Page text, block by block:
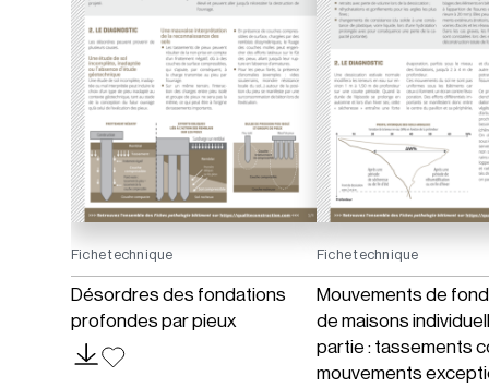
Fiche technique
Désordres des fondations
profondes par pieux
Fiche technique
Mouvements de
de maisons
partie : tassements
mouvements